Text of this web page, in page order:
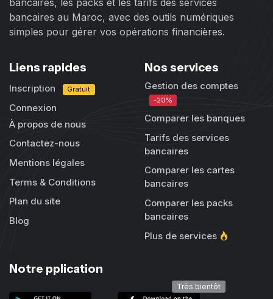
bancaires, les packs et les tarifs des services
bancaires au Maroc, avec des outils numériques
simples pour gérer vos opérations financières.
Liens rapides
Inscription Gratuit
Connexion
À propos de nous
Contactez-nous
Mentions légales
Terms & Conditions
Plan du site
Blog
Nos services
Gestion des comptes
-20%
Comparer les banques
Tarifs des services
bancaires
Comparer les cartes
bancaires
Comparer les packs
bancaires
Plus de services
Notre pplication
Très bientôt